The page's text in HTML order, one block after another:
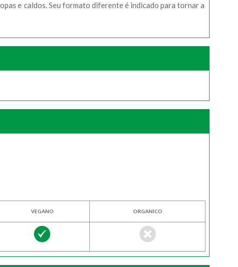
e caldos. Seu formato diferente é indicado para tornar a
VEGANO ORGANICO